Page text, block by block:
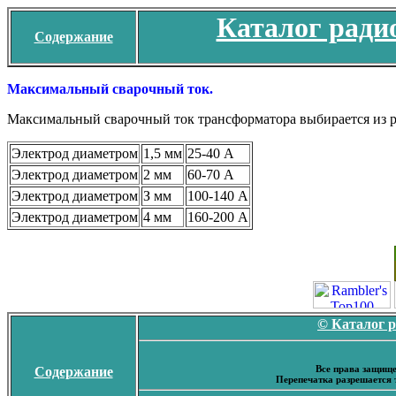
Содержание Каталог
Максимальный сварочный ток.
Максимальный сварочный ток трансформатора выбирается из
Электрод диаметром 1,5 мм 25-40 А
Электрод диаметром 2 мм
60-70 А
Электрод диаметром З мм
100-140 А
Электрод диаметром 4 мм 160-200 А
Содержание
© Каталог
Все права
Перепечатка